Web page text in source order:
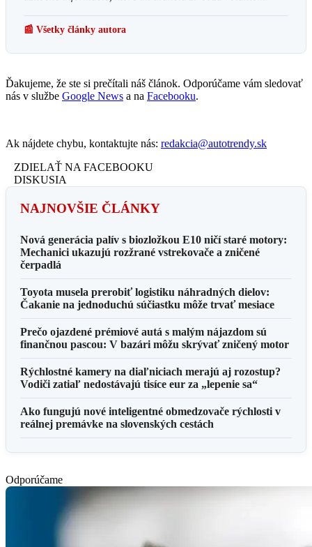
📰 Všetky články autora
Ďakujeme, že ste si prečítali náš článok. Odporúčame vám sledovať
nás v službe Google News a na Facebooku.
Ak nájdete chybu, kontaktujte nás: redakcia@autotrendy.sk
ZDIELAŤ NA FACEBOOKU
DISKUSIA
NAJNOVŠIE ČLÁNKY
Nová generácia palív s biozložkou E10 ničí staré motory:
Mechanici ukazujú rozžrané vstrekovače a zničené
čerpadlá
Toyota musela prerobiť logistiku náhradných dielov:
Čakanie na jednoduchú súčiastku môže trvať mesiace
Prečo ojazdené prémiové autá s malým nájazdom sú
finančnou pascou: V bazári môžu skrývať zničený motor
Rýchlostné kamery na diaľniciach merajú aj rozostup?
Vodiči zatiaľ nedostávajú tisíce eur za „lepenie sa“
Ako fungujú nové inteligentné obmedzovače rýchlosti v
reálnej premávke na slovenských cestách
Odporúčame